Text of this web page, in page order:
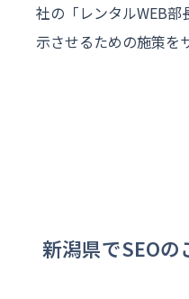
社の「レンタルWEB部
示させるための施策を
新潟県でSEO